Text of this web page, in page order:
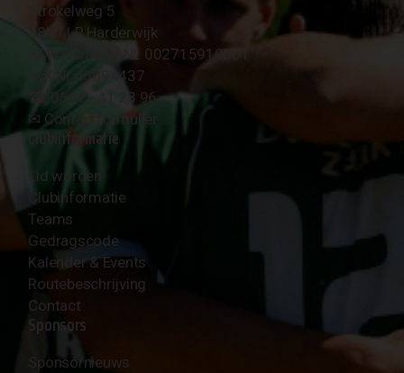
Strokelweg 5
3847 LR Harderwijk
BTW Nummer NL 002715910B01
KvK Nr 40094437
☎︎ 0341 - 41 28 96
✉︎ Contactformulier
Clubinformatie
Lid worden
Clubinformatie
Teams
Gedragscode
Kalender & Events
Routebeschrijving
Contact
Sponsors
Sponsornieuws